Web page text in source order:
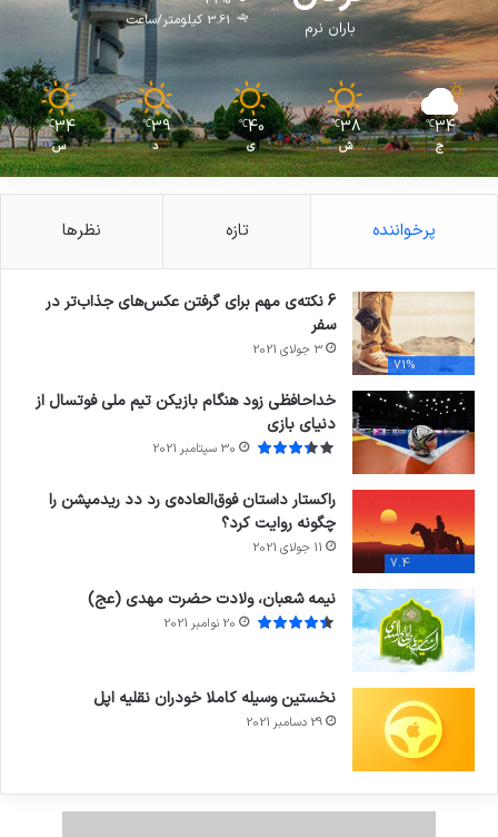
باران نرم
3.61 کیلومتر/ساعت
34
℃
ج
38
℃
ش
40
℃
ی
39
℃
د
34
℃
س
پرخواننده تازه نظرها
71%
6 نکته‌ی مهم برای گرفتن عکس‌های جذاب‌تر در
سفر
3 جولای 2021
خداحافظی زود هنگام بازیکن تیم ملی فوتسال از
دنیای بازی
30 سپتامبر 2021
7.4
راکستار داستان فوق‌العاده‌ی رد دد ریدمپشن را
چگونه روایت کرد؟
11 جولای 2021
نیمه شعبان، ولادت حضرت مهدی (عج)
20 نوامبر 2021
نخستین وسیله کاملا خودران نقلیه اپل
29 دسامبر 2021